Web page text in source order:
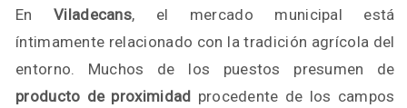
EnViladecans, el mercado municipal está
íntimamente relacionado con la tradición agrícola del
entorno. Muchos de los puestos presumen de
producto de proximidad procedente de los campos